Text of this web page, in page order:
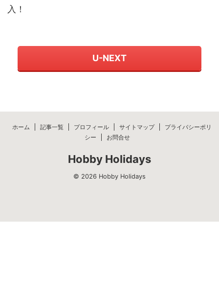
入！
U-NEXT
ホーム 記事一覧 プロフィール サイトマップ
プライバシーポリ
シー
お問合せ
Hobby Holidays
© 2026 Hobby Holidays